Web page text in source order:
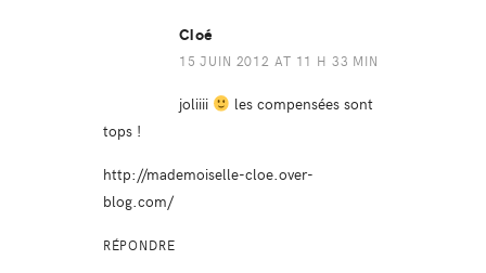
Cloé
15 JUIN 2012 AT 11 H 33 MIN
joliiii
les compensées sont
tops !
http://mademoiselle-cloe.over-
blog.com/
RÉPONDRE